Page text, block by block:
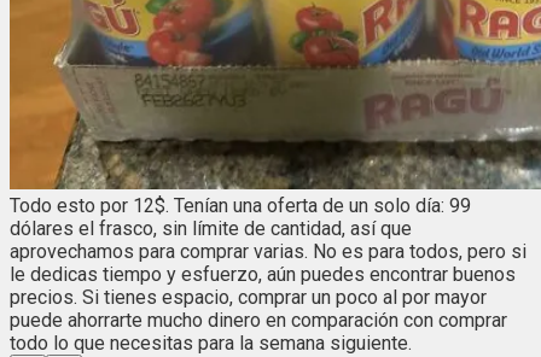
Todo esto por 12$. Tenían una oferta de un solo día: 99
dólares el frasco, sin límite de cantidad, así que
aprovechamos para comprar varias. No es para todos, pero si
le dedicas tiempo y esfuerzo, aún puedes encontrar buenos
precios. Si tienes espacio, comprar un poco al por mayor
puede ahorrarte mucho dinero en comparación con comprar
todo lo que necesitas para la semana siguiente.